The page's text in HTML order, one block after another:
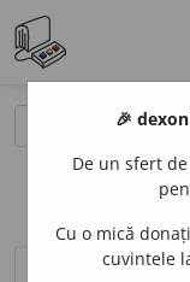
definiții (1)
🎉
De un sfert
Cu o mică
cuvintele